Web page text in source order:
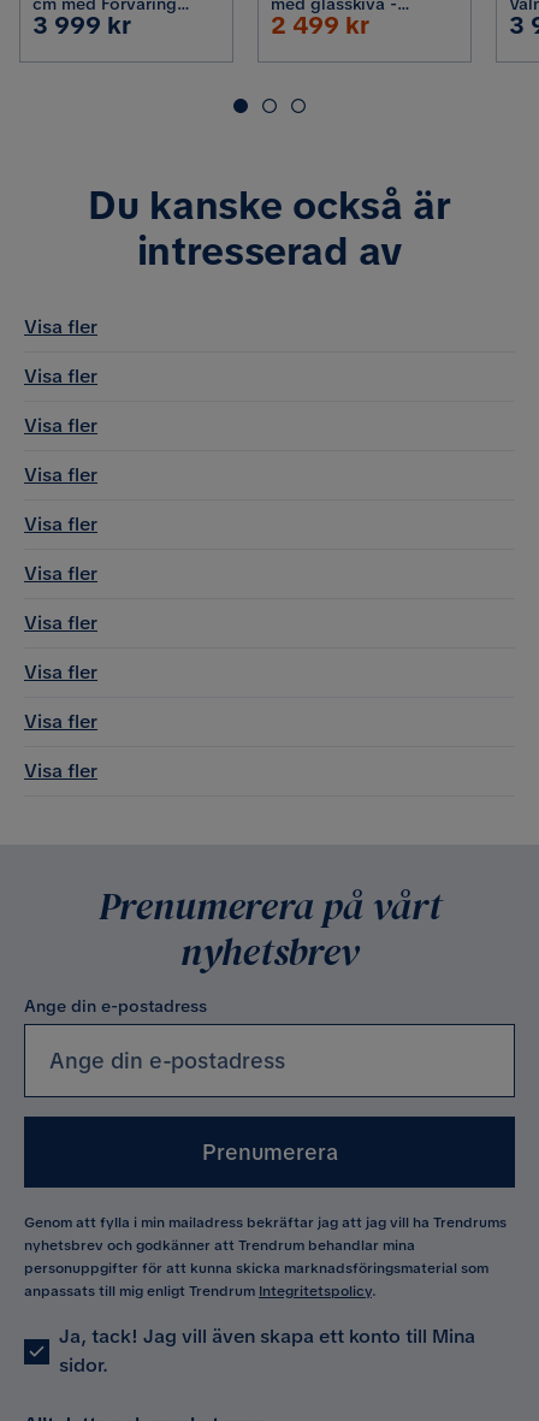
Låda, Beige
Pris
3 999 kr
Förvaring med lådor
Rabatterat
2 499 kr
/
3
Du kanske också är
intresserad av
Visa fler
Visa fler
Visa fler
Visa fler
Visa fler
Visa fler
Visa fler
Visa fler
Visa fler
Visa fler
Prenumerera på vårt
nyhetsbrev
Ange din e-postadress
Prenumerera
Genom att fylla i min mailadress bekräftar jag att jag vill ha Trendrums
nyhetsbrev och godkänner att Trendrum behandlar mina
personuppgifter för att kunna skicka marknadsföringsmaterial som
anpassats till mig enligt Trendrum Integritetspolicy.
Ja, tack! Jag vill även skapa ett konto till Mina
sidor.